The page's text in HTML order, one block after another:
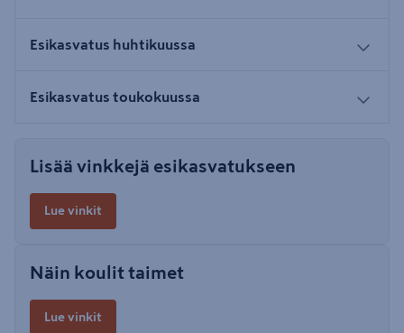
Esikasvatus huhtikuussa
Esikasvatus toukokuussa
Lisää vinkkejä esikasvatukseen
Lue vinkit
Näin koulit taimet
Lue vinkit